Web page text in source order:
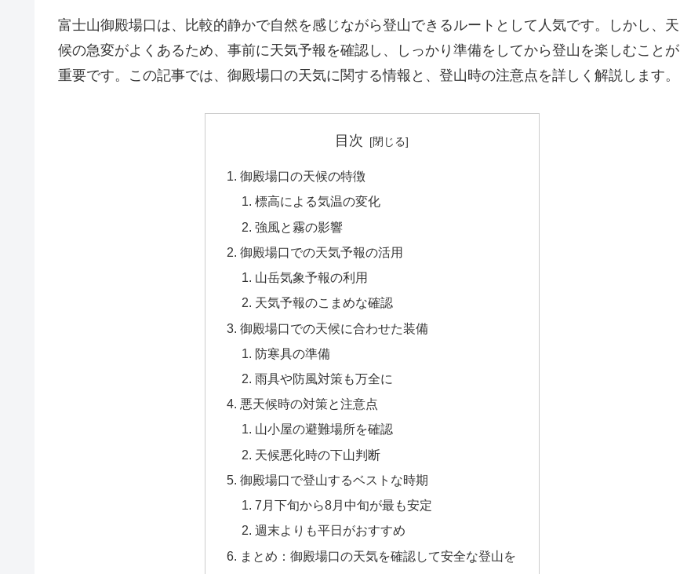
富士山御殿場口は、比較的静かで自然を感じながら登山できるルートとして人気です。しかし、天
候の急変がよくあるため、事前に天気予報を確認し、しっかり準備をしてから登山を楽しむことが
重要です。この記事では、御殿場口の天気に関する情報と、登山時の注意点を詳しく解説します。
目次
御殿場口の天候の特徴
標高による気温の変化
強風と霧の影響
御殿場口での天気予報の活用
山岳気象予報の利用
天気予報のこまめな確認
御殿場口での天候に合わせた装備
防寒具の準備
雨具や防風対策も万全に
悪天候時の対策と注意点
山小屋の避難場所を確認
天候悪化時の下山判断
御殿場口で登山するベストな時期
7月下旬から8月中旬が最も安定
週末よりも平日がおすすめ
まとめ：御殿場口の天気を確認して安全な登山を